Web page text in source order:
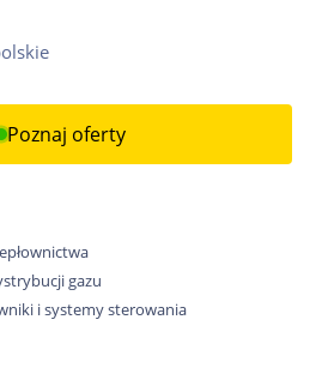
Poznaj oferty
gazu
i systemy sterowania